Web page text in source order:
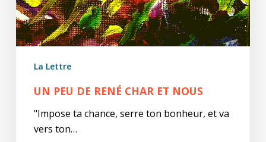
La Lettre
UN PEU DE RENÉ CHAR ET NOUS
"Impose ta chance, serre ton bonheur, et va
vers ton…